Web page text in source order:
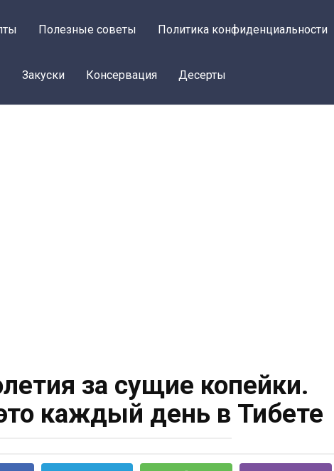
Полезные советы Политика конфиденциальности
Закуски Консервация Десерты
за сущие копейки.
каждый день в Тибете